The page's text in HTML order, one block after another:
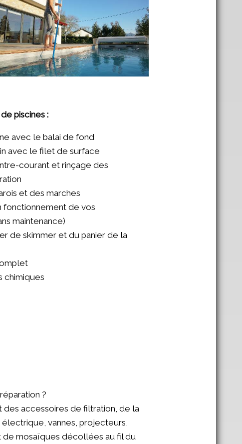
piscines :
avec le balai de fond
avec le filet de surface
courant et rinçage des
et des marches
fonctionnement de vos
maintenance)
de skimmer et du panier de la
chimiques
?
des accessoires de filtration, de la
vannes, projecteurs,
de mosaïques décollées au fil du